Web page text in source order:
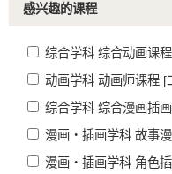
感兴趣的课程
综合学科 综合动画课
动画学科 动画师课程 [
综合学科 综合漫画插
漫画・插画学科 故事
漫画・插画学科 角色